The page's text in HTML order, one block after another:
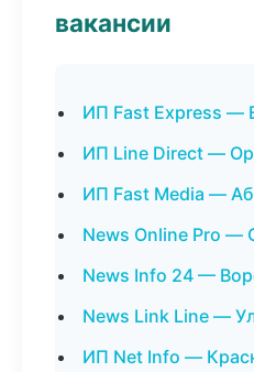
вакансии
ИП Fast Express —
ИП Line Direct —
ИП Fast Media —
News Online Pro —
News Info 24 —
News Link Line —
ИП Net Info —